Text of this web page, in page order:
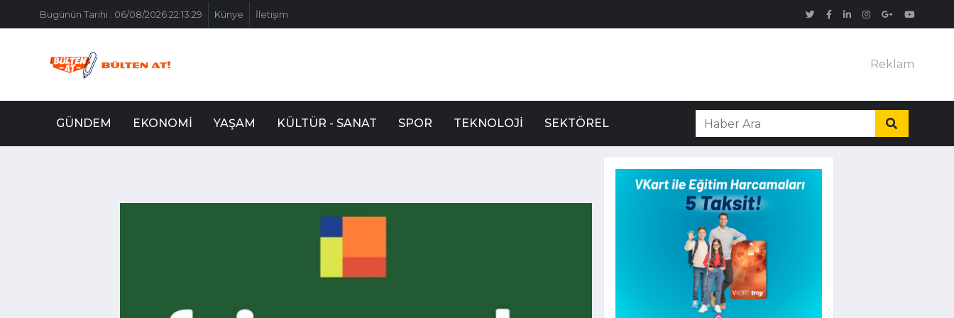
Bugünün Tarihi : 06/08/2026 22:13:29 Künye İletişim
Reklam
GÜNDEM EKONOMI YAŞAM KÜLTÜR - SANAT SPOR TEKNOLOJI SEKTÖREL